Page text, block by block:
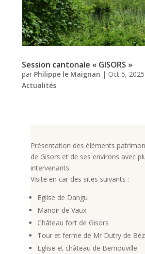
Session cantonale « GISORS »
par Philippe le Maignan | Oct 5, 2025
Actualités
Présentation des éléments
de Gisors et de ses environs avec
intervenants.
Visite en car des sites suivants :
Eglise de Dangu
Manoir de Vaux
Château fort de Gisors
Tour et ferme de Mr Dutry de
Eglise et château de Bernouville